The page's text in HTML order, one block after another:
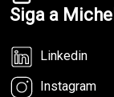
Siga a
Linkedin
Instagram